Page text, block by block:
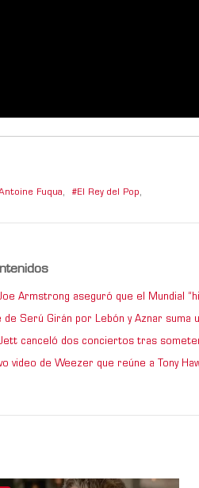
Fuqua, El Rey del Pop,
Armstrong aseguró que el Mundial
de Serú Girán por Lebón y Aznar suma
canceló dos conciertos tras
video de Weezer que reúne a Tony